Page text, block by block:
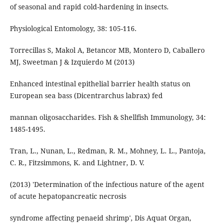
of seasonal and rapid cold-hardening in insects.
Physiological Entomology, 38: 105-116.
Torrecillas S, Makol A, Betancor MB, Montero D, Caballero
MJ, Sweetman J & Izquierdo M (2013)
Enhanced intestinal epithelial barrier health status on
European sea bass (Dicentrarchus labrax) fed
mannan oligosaccharides. Fish & Shellfish Immunology, 34:
1485-1495.
Tran, L., Nunan, L., Redman, R. M., Mohney, L. L., Pantoja,
C. R., Fitzsimmons, K. and Lightner, D. V.
(2013) 'Determination of the infectious nature of the agent
of acute hepatopancreatic necrosis
syndrome affecting penaeid shrimp', Dis Aquat Organ,